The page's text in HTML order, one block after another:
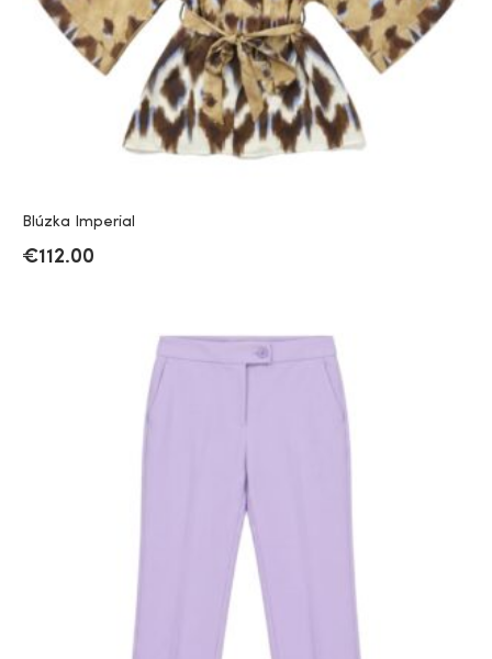
Blúzka Imperial
€112.00